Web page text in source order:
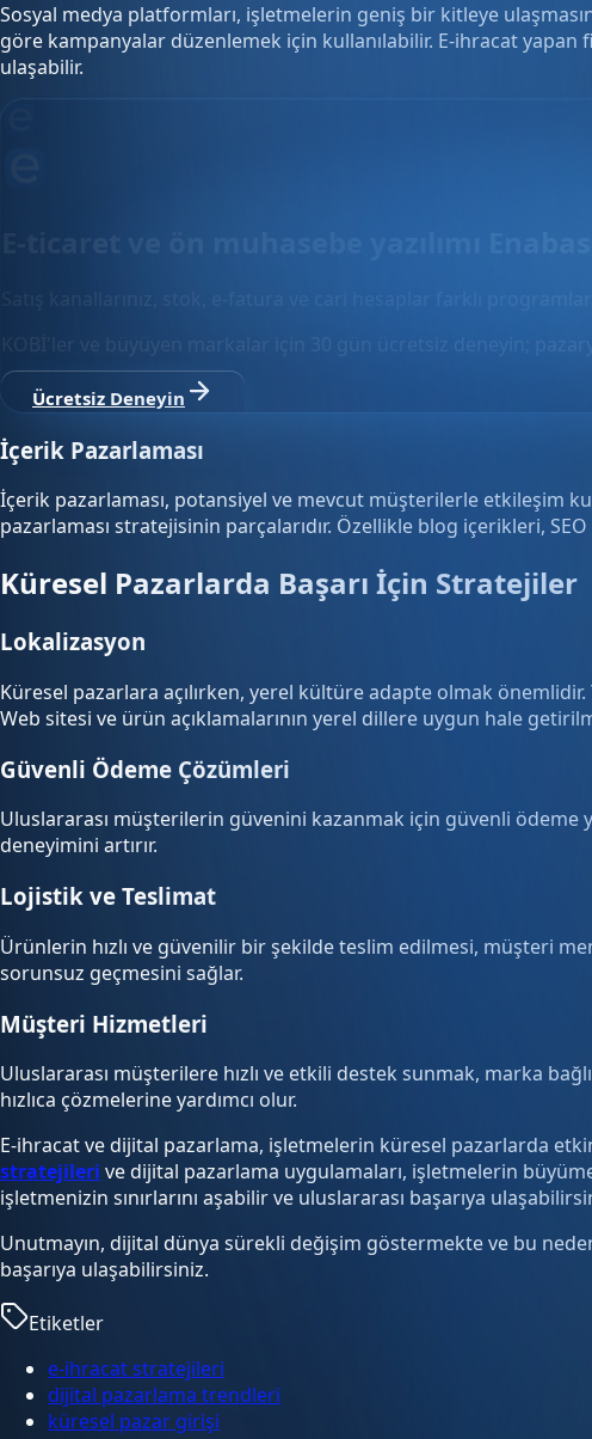
Sosyal medya platformları, işletmelerin geniş bir kitleye
göre kampanyalar düzenlemek için kullanılabilir. E-ihracat
ulaşabilir.
Ücretsiz Deneyin
İçerik Pazarlaması
İçerik pazarlaması, potansiyel ve mevcut müşterilerle etkileşim
pazarlaması stratejisinin parçalarıdır. Özellikle blog içerikleri,
Küresel Pazarlarda Başarı İçin Stratejiler
Lokalizasyon
Küresel pazarlara açılırken, yerel kültüre adapte olmak önemlidir.
Web sitesi ve ürün açıklamalarının yerel dillere uygun hale
Güvenli Ödeme Çözümleri
Uluslararası müşterilerin güvenini kazanmak için güvenli
deneyimini artırır.
Lojistik ve Teslimat
Ürünlerin hızlı ve güvenilir bir şekilde teslim edilmesi, müşteri
sorunsuz geçmesini sağlar.
Müşteri Hizmetleri
Uluslararası müşterilere hızlı ve etkili destek sunmak, marka
hızlıca çözmelerine yardımcı olur.
E-ihracat ve dijital pazarlama, işletmelerin küresel pazarlarda
stratejileri ve dijital pazarlama uygulamaları, işletmelerin
işletmenizin sınırlarını aşabilir ve uluslararası başarıya
Unutmayın, dijital dünya sürekli değişim göstermekte ve bu
başarıya ulaşabilirsiniz.
Etiketler
e-ihracat stratejileri
dijital pazarlama trendleri
küresel pazar girişi